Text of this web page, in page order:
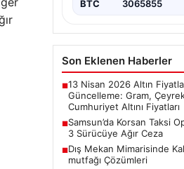
BTC 3065855
Son Eklenen Haberler
■13 Nisan 2026 Altın
Güncelleme: Gram,
Cumhuriyet Altını Fiyatları
■Samsun’da Korsan Taksi
3 Sürücüye Ağır Ceza
■Dış Mekan Mimarisinde
mutfağı Çözümleri